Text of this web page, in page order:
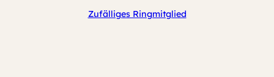
Zufälliges Ringmitglied